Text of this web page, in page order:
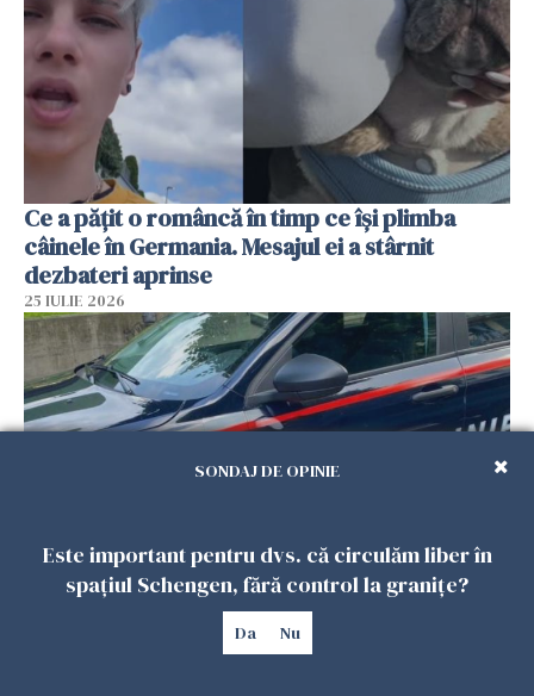
Ce a pățit o româncă în timp ce își plimba
câinele în Germania. Mesajul ei a stârnit
dezbateri aprinse
25 IULIE 2026
Româncă din Italia, acuzată că și-a lăsat copiii
singuri în casă pentru a merge la mall. Vecinii
SONDAJ DE OPINIE
Este important pentru dvs. că circulăm liber în
spațiul Schengen, fără control la granițe?
Da Nu